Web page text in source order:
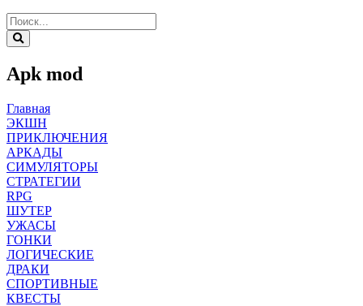
Apk mod
Главная
ЭКШН
ПРИКЛЮЧЕНИЯ
АРКАДЫ
СИМУЛЯТОРЫ
СТРАТЕГИИ
RPG
ШУТЕР
УЖАСЫ
ГОНКИ
ЛОГИЧЕСКИЕ
ДРАКИ
СПОРТИВНЫЕ
КВЕСТЫ